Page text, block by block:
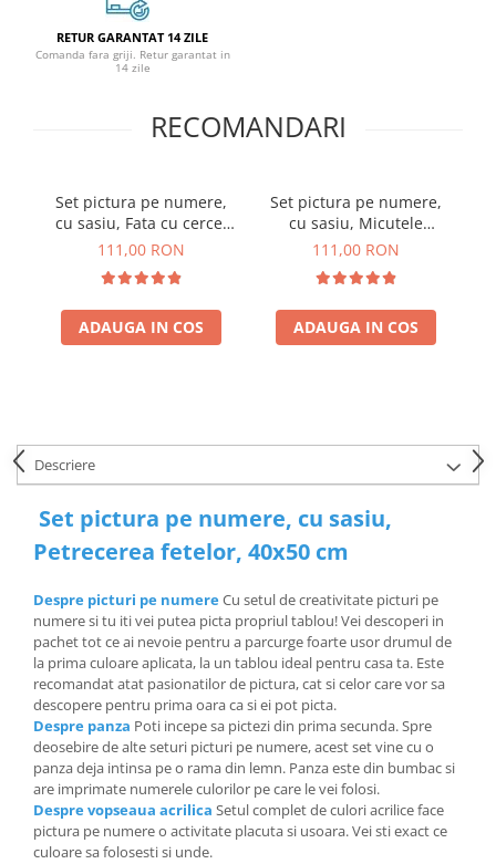
RETUR GARANTAT 14 ZILE
Comanda fara griji. Retur garantat in
14 zile
RECOMANDARI
Set pictura pe numere,
cu sasiu, Fata cu cercel
de perla - Vermeer, 40x50
111,00 RON
ADAUGA IN COS
Set pictura pe numere,
cu sasiu, Micutele
Balerine, 40x50 cm
111,00 RON
ADAUGA IN COS
Descriere
Set pictura pe numere, cu sasiu,
Petrecerea fetelor, 40x50 cm
Despre picturi pe numereCu setul de creativitate picturi pe
numere si tu iti vei putea picta propriul tablou! Vei descoperi in
pachet tot ce ai nevoie pentru a parcurge foarte usor drumul de
la prima culoare aplicata, la un tablou ideal pentru casa ta. Este
recomandat atat pasionatilor de pictura, cat si celor care vor sa
descopere pentru prima oara ca si ei pot picta.
Despre panza Poti incepe sa pictezi din prima secunda. Spre
deosebire de alte seturi picturi pe numere, acest set vine cu o
panza deja intinsa pe o rama din lemn. Panza este din bumbac si
are imprimate numerele culorilor pe care le vei folosi.
Despre vopseaua acrilica Setul complet de culori acrilice face
pictura pe numere o activitate placuta si usoara. Vei sti exact ce
culoare sa folosesti si unde.